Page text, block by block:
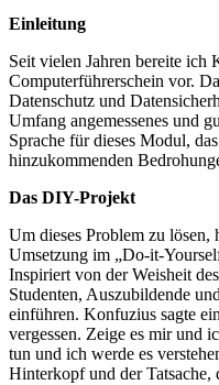
Einleitung
Seit vielen Jahren bereite ich
Computerführerschein vor.
Datenschutz und
Umfang angemessenes und
Sprache für dieses Modul,
hinzukommenden
Das DIY-Projekt
Um dieses Problem zu lösen,
Umsetzung im „Do-it-
Inspiriert von der Weisheit
Studenten, Auszubildende
einführen. Konfuzius sagte
vergessen. Zeige es mir und
tun und ich werde es
Hinterkopf und der Tatsache,